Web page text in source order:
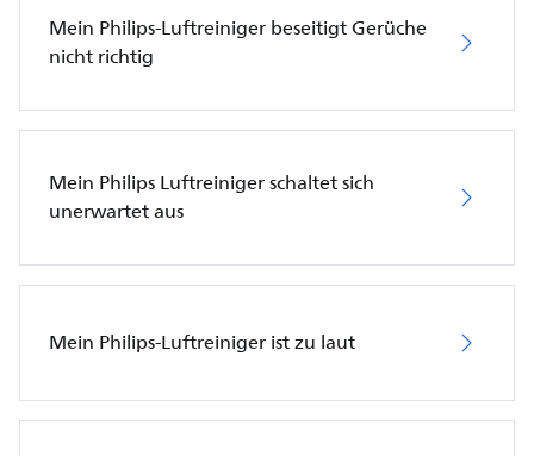
Mein Philips-Luftreiniger beseitigt Gerüche
nicht richtig
Mein Philips Luftreiniger schaltet sich
unerwartet aus
Mein Philips-Luftreiniger ist zu laut